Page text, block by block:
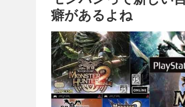
癖があるよね